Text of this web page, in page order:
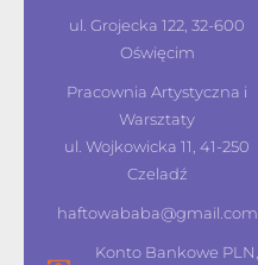
ul. Grojecka 122, 32-600
Oświęcim
Pracownia Artystyczna i
Warsztaty
ul. Wojkowicka 11, 41-250
Czeladź
haftowababa@gmail.com
Konto Bankowe PLN,